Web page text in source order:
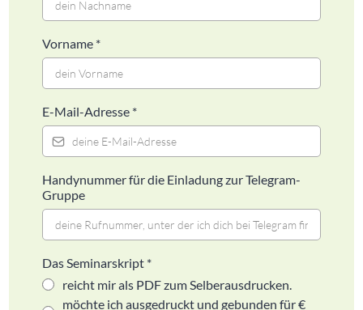
Vorname *
E-Mail-Adresse *
Handynummer für die Einladung zur Telegram-
Gruppe
Das Seminarskript *
reicht mir als PDF zum Selberausdrucken.
möchte ich ausgedruckt und gebunden für €